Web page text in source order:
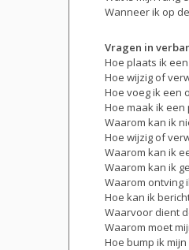
Wanneer ik op
Vragen in
Hoe plaats ik
Hoe wijzig of
Hoe voeg ik een
Hoe maak ik een
Waarom kan ik
Hoe wijzig of
Waarom kan ik
Waarom kan ik
Waarom ontving
Hoe kan ik
Waarvoor dient
Waarom moet
Hoe bump ik